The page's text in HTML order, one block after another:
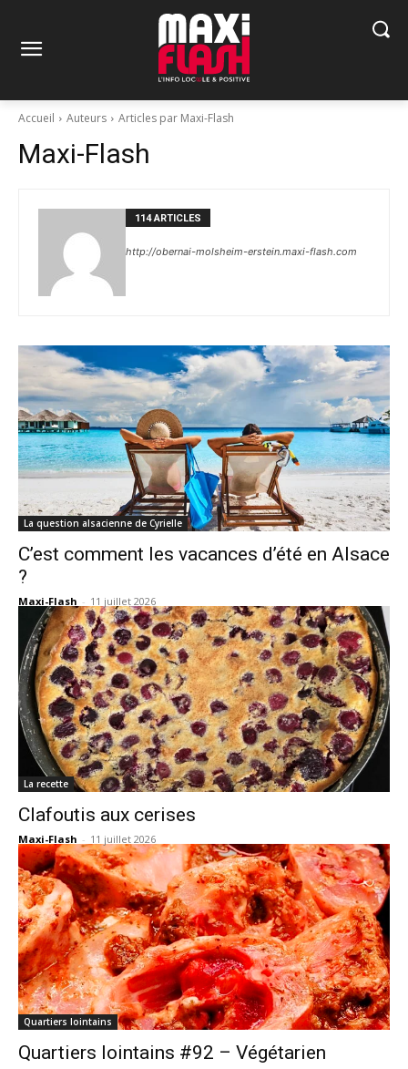
Accueil Auteurs Articles par Maxi-Flash
Maxi-Flash
114 ARTICLES
http://obernai-molsheim-erstein.maxi-flash.com
La question alsacienne de Cyrielle
C’est comment les vacances d’été en Alsace
?
Maxi-Flash - 11 juillet 2026
La recette
Clafoutis aux cerises
Maxi-Flash - 11 juillet 2026
Quartiers lointains
Quartiers lointains #92 – Végétarien